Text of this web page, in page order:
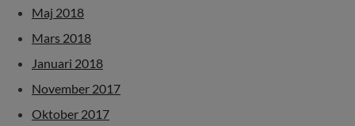
Maj 2018
Mars 2018
Januari 2018
November 2017
Oktober 2017